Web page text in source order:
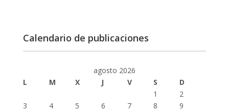
Calendario de publicaciones
agosto 2026
L
M X J V S
D
1
2
3
4 5 6 7 8
9